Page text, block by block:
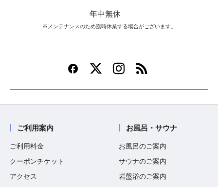
年中無休
※メンテナンスのため臨時休業する場合がございます。
ご利用案内
ご利用料金
クーポンチケット
アクセス
お風呂・サウナ
お風呂のご案内
サウナのご案内
岩盤浴のご案内